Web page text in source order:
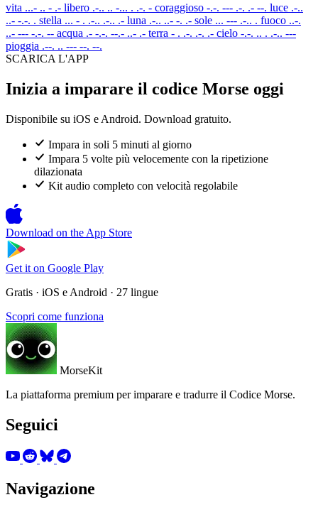
vita ...- .. - .- libero .-.. .. -... . .-. - coraggioso -.-. --- .-. .- --. luce .-..
..- -.-. . stella ... - . .-.. .-.. .- luna .-.. ..- -. .- sole ... --- .-.. . fuoco ..-.
..- --- -.-. -- acqua .- -.-. --.- ..- .- terra - . .-. .-. .- cielo -.-. .. . .-.. ---
pioggia .--. .. --- --. --.
SCARICA L'APP
Inizia a imparare il codice Morse oggi
Disponibile su iOS e Android. Download gratuito.
Impara in soli 5 minuti al giorno
Impara 5 volte più velocemente con la ripetizione
dilazionata
Kit audio completo con velocità regolabile
Download on the App Store
Get it on Google Play
Gratis · iOS e Android · 27 lingue
Scopri come funziona
MorseKit
La piattaforma premium per imparare e tradurre il Codice Morse.
Seguici
Navigazione